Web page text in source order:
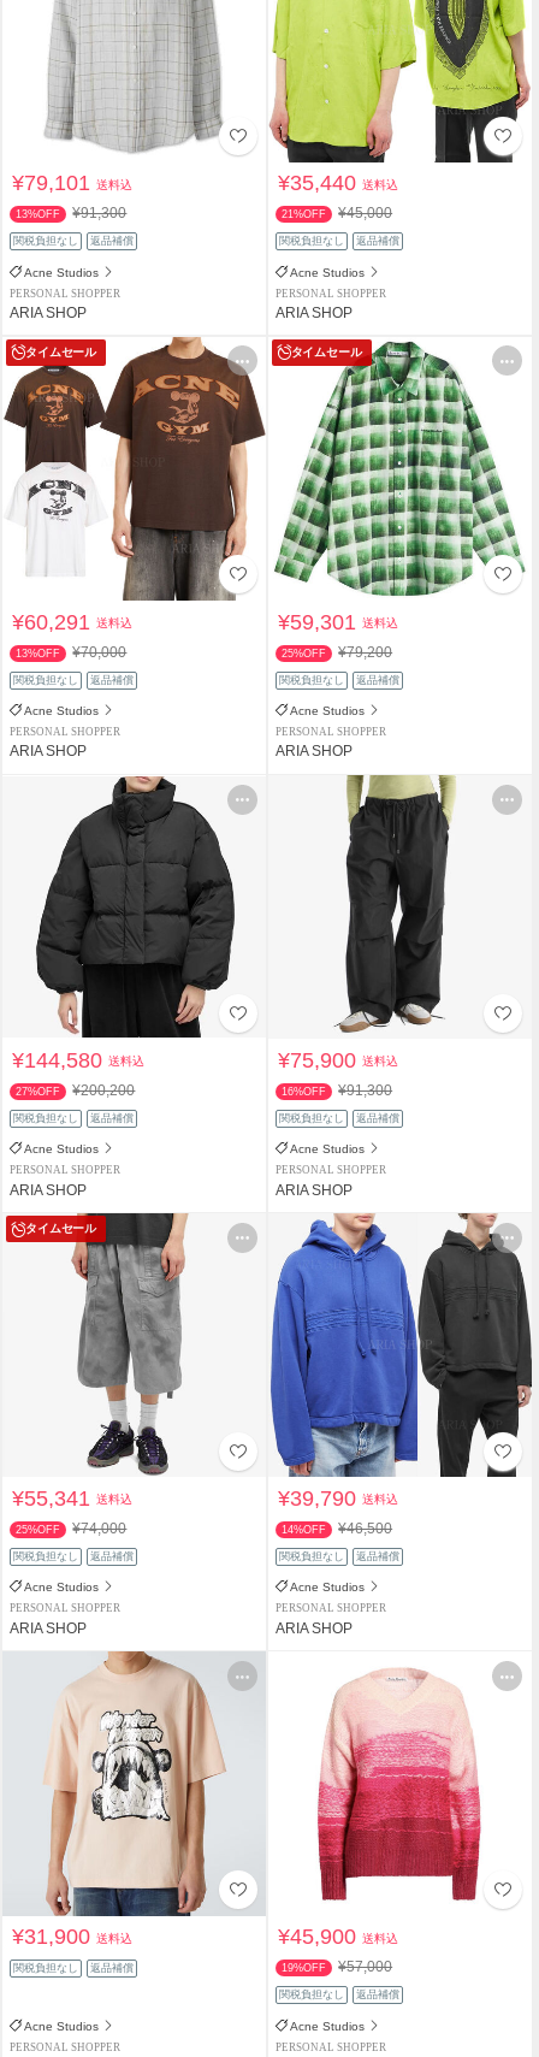
¥79,101送料込
13%OFF ¥91,300
関税負担なし 返品補償
Acne Studios
PERSONAL SHOPPER
ARIA SHOP
¥35,440送料込
21%OFF ¥45,000
関税負担なし 返品補償
Acne Studios
PERSONAL SHOPPER
ARIA SHOP
タイムセール
¥60,291送料込
13%OFF ¥70,000
関税負担なし 返品補償
Acne Studios
PERSONAL SHOPPER
ARIA SHOP
タイムセール
¥59,301送料込
25%OFF ¥79,200
関税負担なし 返品補償
Acne Studios
PERSONAL SHOPPER
ARIA SHOP
¥144,580送料込
27%OFF ¥200,200
関税負担なし 返品補償
Acne Studios
PERSONAL SHOPPER
ARIA SHOP
¥75,900送料込
16%OFF ¥91,300
関税負担なし 返品補償
Acne Studios
PERSONAL SHOPPER
ARIA SHOP
タイムセール
¥55,341送料込
25%OFF ¥74,000
関税負担なし 返品補償
Acne Studios
PERSONAL SHOPPER
ARIA SHOP
¥39,790送料込
14%OFF ¥46,500
関税負担なし 返品補償
Acne Studios
PERSONAL SHOPPER
ARIA SHOP
¥31,900送料込
関税負担なし 返品補償
Acne Studios
PERSONAL SHOPPER
¥45,900送料込
19%OFF ¥57,000
関税負担なし 返品補償
Acne Studios
PERSONAL SHOPPER